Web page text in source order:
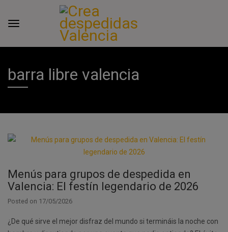
barra libre valencia
Menús para grupos de despedida en
Valencia: El festín legendario de 2026
Posted on 17/05/2026
¿De qué sirve el mejor disfraz del mundo si termináis la noche con